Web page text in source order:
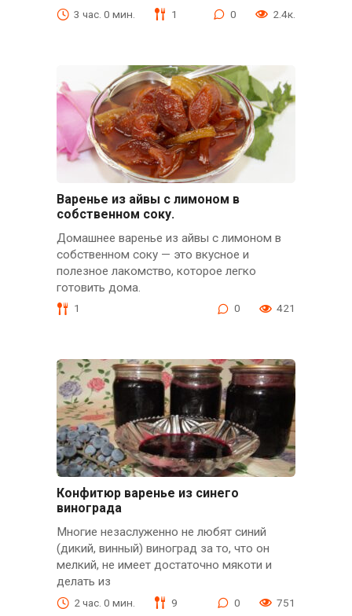
3 час. 0 мин. 1 0 2.4к.
Варенье из айвы с лимоном в
собственном соку.
Домашнее варенье из айвы с лимоном в
собственном соку — это вкусное и
полезное лакомство, которое легко
готовить дома.
1 0 421
Конфитюр варенье из синего
винограда
Многие незаслуженно не любят синий
(дикий, винный) виноград за то, что он
мелкий, не имеет достаточно мякоти и
делать из
2 час. 0 мин. 9 0 751